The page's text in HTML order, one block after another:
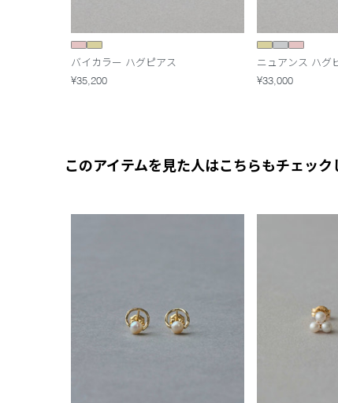
バイカラー ハグピアス
¥35,200
ニュアンス ハグ
¥33,000
このアイテムを見た人はこちらもチェック